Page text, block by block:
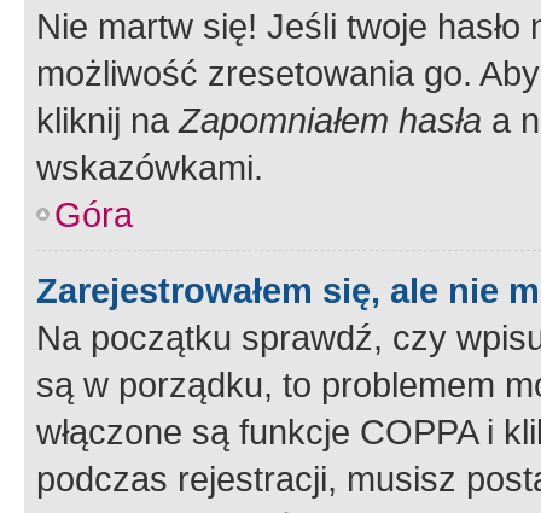
Nie martw się! Jeśli twoje
możliwość zresetowania go.
kliknij naZapomniałem hasła a
wskazówkami.
Góra
Zarejestrowałem się, ale nie
Na początku sprawdź, czy
są w porządku, to problemem
włączone są funkcje COPPA i
podczas rejestracji, musisz